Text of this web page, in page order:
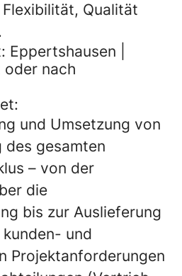
Qualität
|
nach
und Umsetzung von
des gesamten
– von der
die
bis zur Auslieferung
und
Projektanforderungen